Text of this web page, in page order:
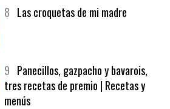
8 Las croquetas de mi madre
9 Panecillos, gazpacho y bavarois,
tres recetas de premio | Recetas y
menús